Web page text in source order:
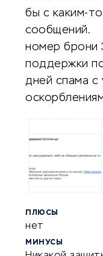
бы с каким-
сообщений.
номер брони
поддержки
дней спама с
ПЛЮСЫ
нет
МИНУСЫ